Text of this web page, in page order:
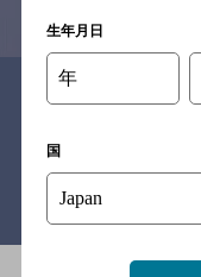
生年月日
年
国